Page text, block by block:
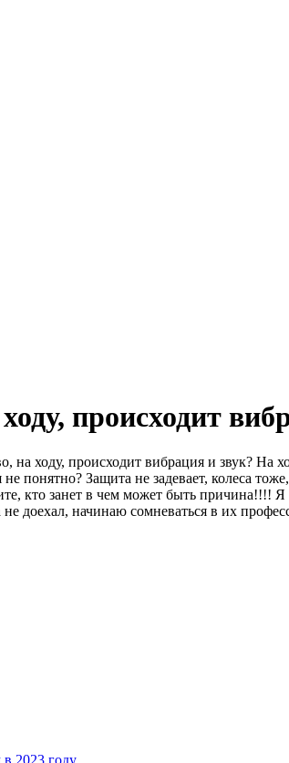
происходит
ходу, происходит вибрация и звук? На
понятно? Защита не задевает, колеса
кто занет в чем может быть
доехал, начинаю сомневаться в их